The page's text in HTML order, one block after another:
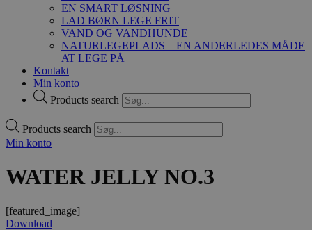
EN SMART LØSNING
LAD BØRN LEGE FRIT
VAND OG VANDHUNDE
NATURLEGEPLADS – EN ANDERLEDES MÅDE
AT LEGE PÅ
Kontakt
Min konto
Products search
Products search
Min konto
WATER JELLY NO.3
[featured_image]
Download